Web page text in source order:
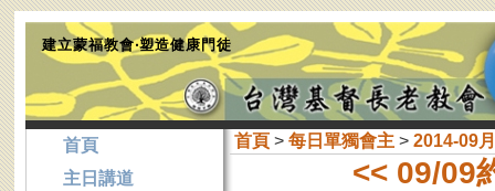
建立蒙福教會‧塑造健康門徒
首頁> 每日單獨會主> 2014-09月
<< 09/09
首頁
主日講道